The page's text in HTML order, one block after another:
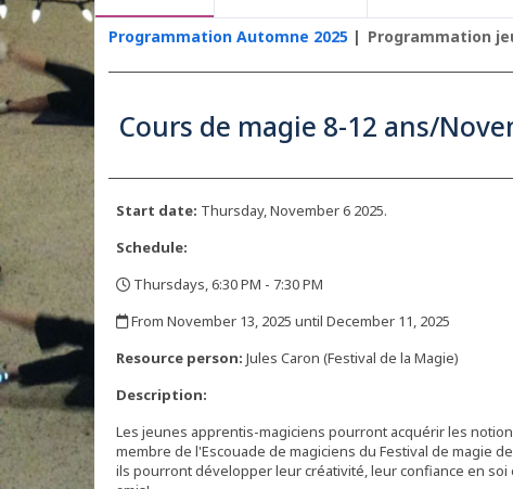
Programmation Automne 2025 Programmation
Cours de magie 8-12 ans/
Start date: Thursday, November 6 2025.
Schedule:
Thursdays, 6:30 PM - 7:30 PM
From November 13, 2025 until December 11, 2025
Resource person: Jules Caron (Festival de la Magie)
Description:
Les jeunes apprentis-magiciens pourront acquérir les
membre de l'Escouade de magiciens du Festival de magie
ils pourront développer leur créativité, leur confiance en